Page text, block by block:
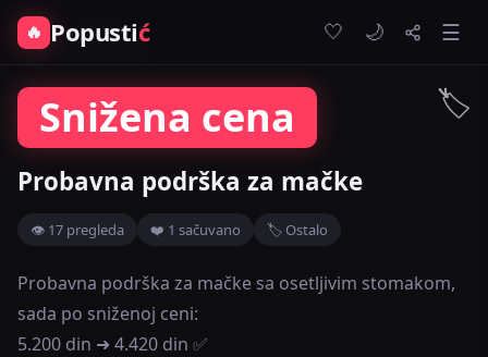
🔥 Popustić 🤍 🌙 ☰
← Sve ponude
Snižena cena 🏷️
Probavna podrška za mačke
👁 17 pregleda ❤️ 1 sačuvano 🏷️ Ostalo
Probavna podrška za mačke sa osetljivim stomakom,
sada po sniženoj ceni:
5.200 din ➜ 4.420 din ✅